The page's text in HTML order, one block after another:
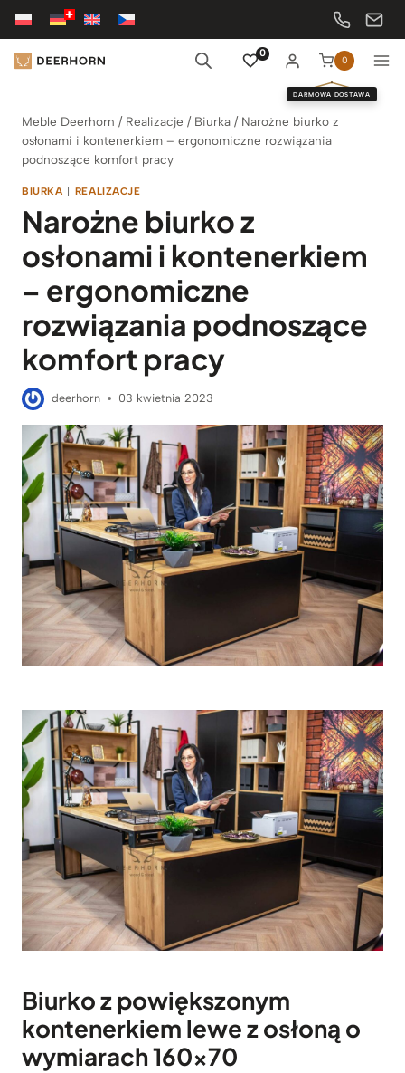
Przejdź
treści
0
0
DARMOWA DOSTAWA
Meble Deerhorn / Realizacje / Biurka / Narożne biurko z
osłonami i kontenerkiem – ergonomiczne rozwiązania
podnoszące komfort pracy
BIURKA | REALIZACJE
Narożne biurko z
osłonami i kontenerkiem
– ergonomiczne
rozwiązania podnoszące
komfort pracy
deerhorn 03 kwietnia 2023
Biurko z powiększonym
kontenerkiem lewe z osłoną o
wymiarach 160×70